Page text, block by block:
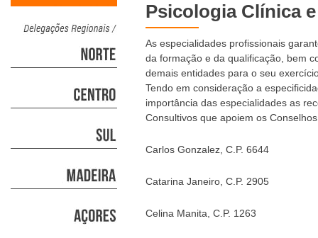
Psicologia Clínica
As especialidades profissionais
da formação e da qualificação, bem
demais entidades para o seu
Tendo em consideração a
importância das especialidades as
Consultivos que apoiem os
Carlos Gonzalez, C.P. 6644
Catarina Janeiro, C.P. 2905
Celina Manita, C.P. 1263